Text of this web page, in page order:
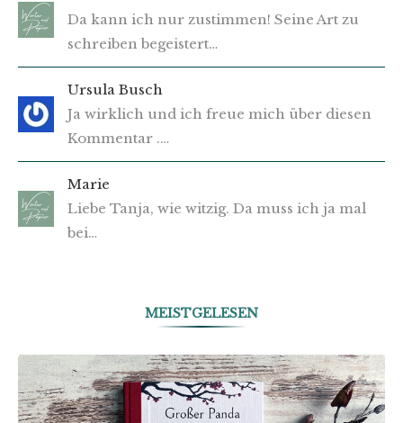
Da kann ich nur zustimmen! Seine Art zu
schreiben begeistert…
Ursula Busch
Ja wirklich und ich freue mich über diesen
Kommentar .…
Marie
Liebe Tanja, wie witzig. Da muss ich ja mal
bei…
MEISTGELESEN